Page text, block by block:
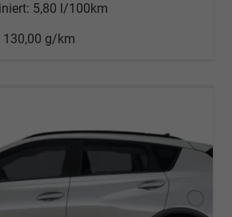
5,80 l/100km
130,00 g/km